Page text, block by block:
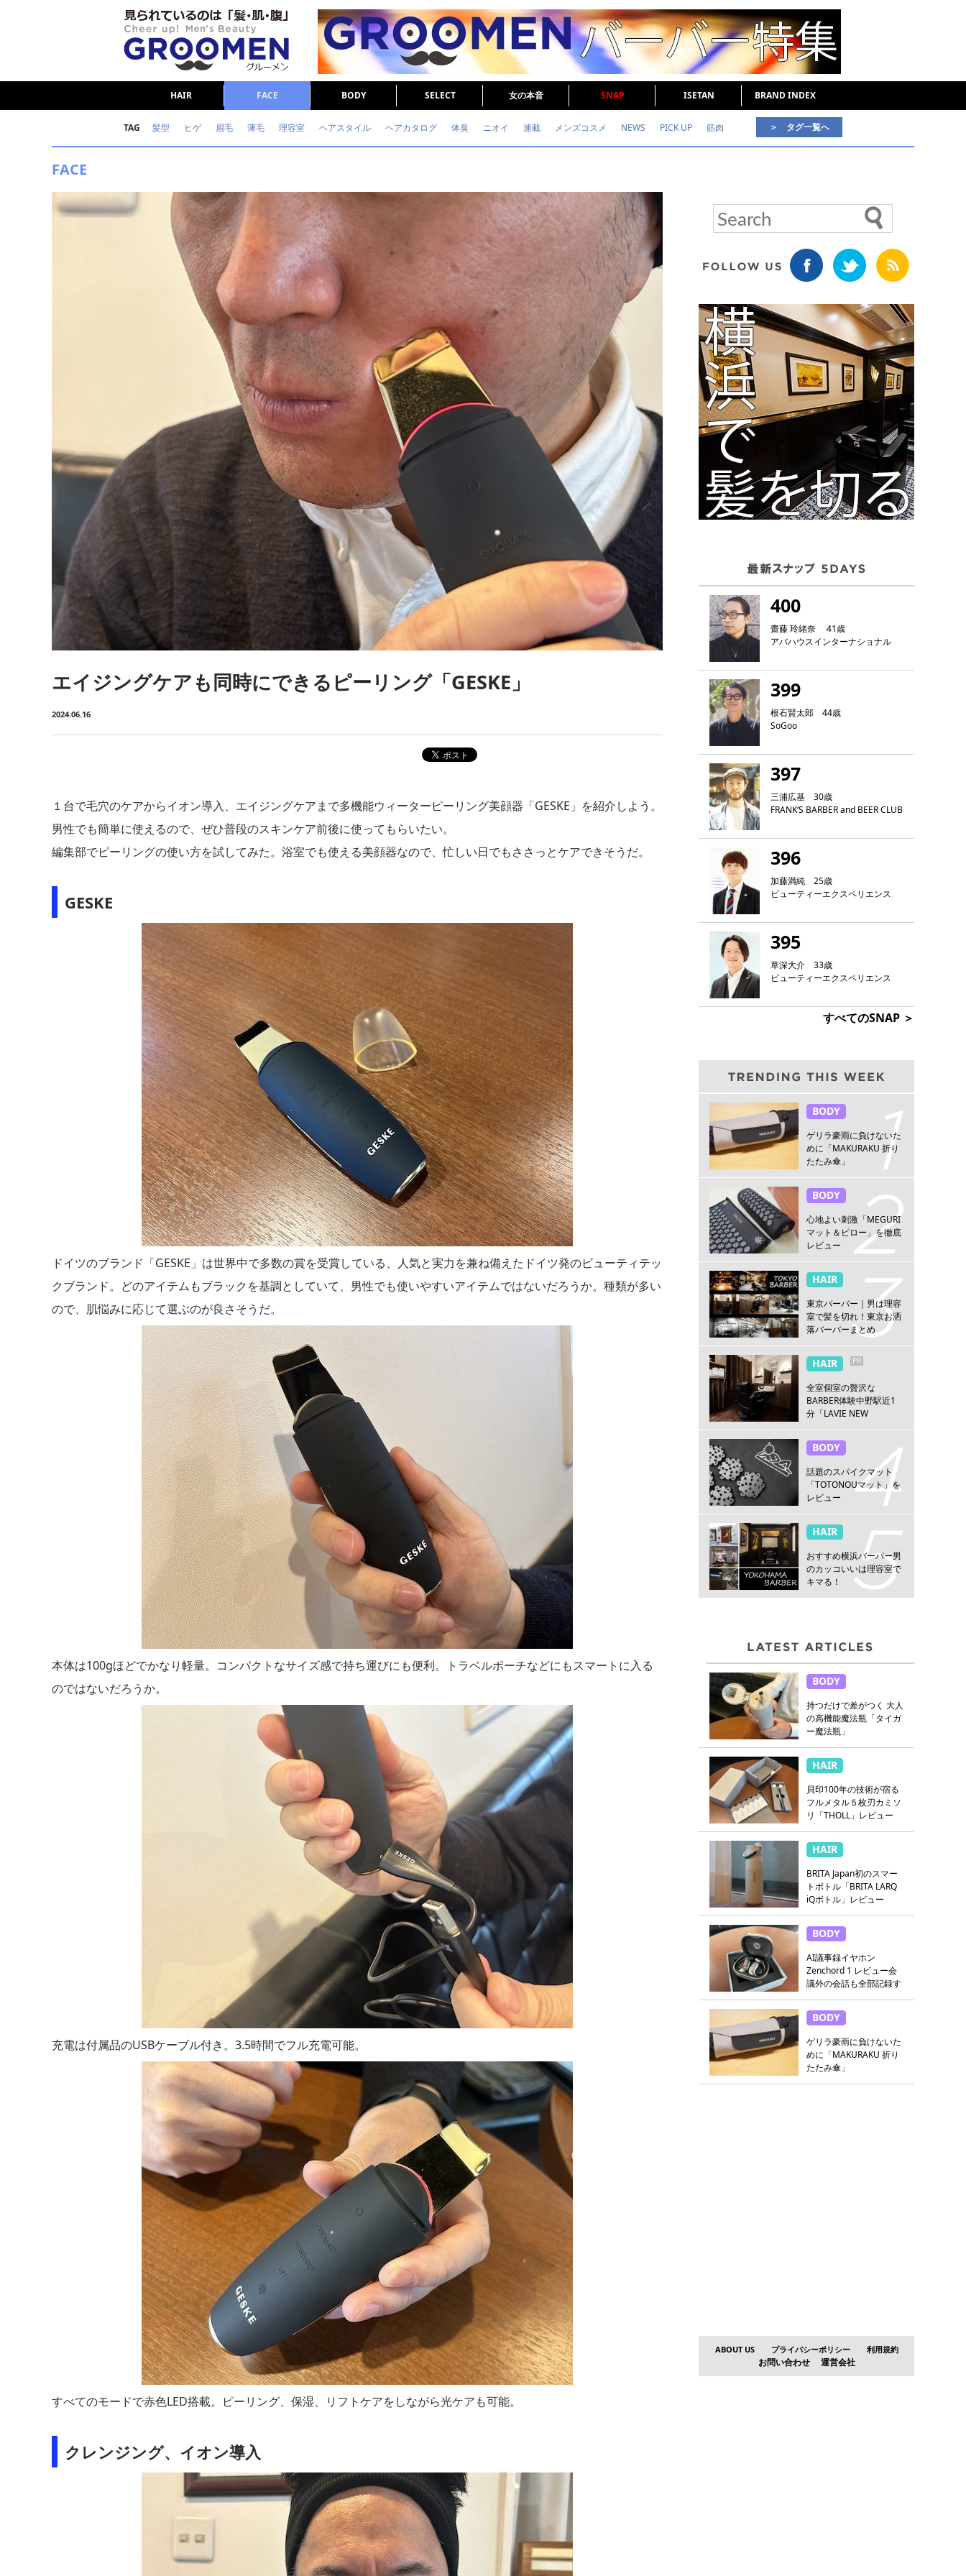
HAIR FACE BODY SELECT 女の本音 SNAP ISETAN BRAND INDEX
TAG 髪型 ヒゲ 眉毛 薄毛 理容室 ヘアスタイル ヘアカタログ 体臭 ニオイ 連載 メンズコスメ NEWS PICK UP 筋肉
ダイエット 理容室
＞ タグ一覧へ
FACE
エイジングケアも同時にできるピーリング「GESKE」
2024.06.16
１台で毛穴のケアからイオン導入、エイジングケアまで多機能ウィーターピーリング美顔器「GESKE」を紹介しよう。
男性でも簡単に使えるので、ぜひ普段のスキンケア前後に使ってもらいたい。
編集部でピーリングの使い方を試してみた。浴室でも使える美顔器なので、忙しい日でもささっとケアできそうだ。
GESKE
ドイツのブランド「GESKE」は世界中で多数の賞を受賞している、人気と実力を兼ね備えたドイツ発のビューティテッ
クブランド。どのアイテムもブラックを基調としていて、男性でも使いやすいアイテムではないだろうか。種類が多い
ので、肌悩みに応じて選ぶのが良さそうだ。
本体は100gほどでかなり軽量。コンパクトなサイズ感で持ち運びにも便利。トラベルポーチなどにもスマートに入る
のではないだろうか。
充電は付属品のUSBケーブル付き。3.5時間でフル充電可能。
すべてのモードで赤色LED搭載。ピーリング、保湿、リフトケアをしながら光ケアも可能。
クレンジング、イオン導入
400
齋藤 玲緒奈 41歳
アバハウスインターナショナル
399
根石賢太郎 44歳
SoGoo
397
三浦広基 30歳
FRANK‘S BARBER and BEER CLUB
396
加藤満純 25歳
ビューティーエクスペリエンス
395
草深大介 33歳
ビューティーエクスペリエンス
すべてのSNAP ＞
BODY
ゲリラ豪雨に負けないた
めに「MAKURAKU 折り
たたみ傘」
BODY
心地よい刺激「MEGURI
マット＆ピロー」を徹底
レビュー
HAIR
東京バーバー｜男は理容
室で髪を切れ！東京お洒
落バーバーまとめ
HAIR PR
全室個室の贅沢な
BARBER体験中野駅近1
分「LAVIE NEW
野」
BODY
話題のスパイクマット
「TOTONOUマット」を
レビュー
HAIR
おすすめ横浜バーバー男
のカッコいいは理容室で
キマる！
BODY
持つだけで差がつく 大人
の高機能魔法瓶「タイガ
ー魔法瓶」
HAIR
貝印100年の技術が宿る
フルメタル５枚刃カミソ
リ「THOLL」レビュー
HAIR
BRITA Japan初のスマー
トボトル「BRITA LARQ
iQボトル」レビュー
BODY
AI議事録イヤホン
Zenchord 1 レビュー会
議外の会話も全部記録す
BODY
ゲリラ豪雨に負けないた
めに「MAKURAKU 折り
たたみ傘」
ABOUT US プライバシーポリシー 利用規約
お問い合わせ 運営会社